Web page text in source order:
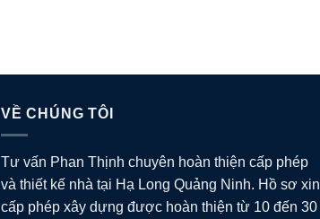
VỀ CHÚNG TÔI
Tư vấn Phan Thịnh chuyên hoàn thiện cấp phép
và thiết kế nhà tại Hạ Long Quảng Ninh. Hồ sơ xin
cấp phép xây dựng được hoàn thiện từ 10 đến 30